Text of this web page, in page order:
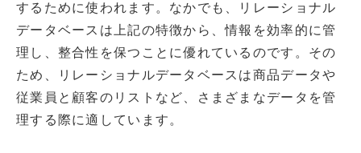
するために使われます。なかでも、リレーショナル
データベースは上記の特徴から、情報を効率的に管
理し、整合性を保つことに優れているのです。その
ため、リレーショナルデータベースは商品データや
従業員と顧客のリストなど、さまざまなデータを管
理する際に適しています。